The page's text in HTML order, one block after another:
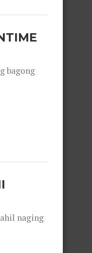
bagong
naging